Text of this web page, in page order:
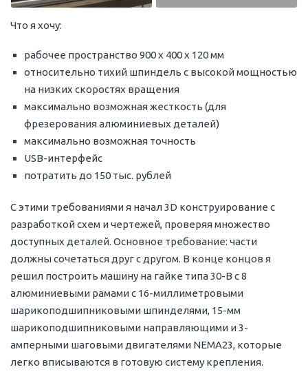
Что я хочу:
рабочее пространство 900 х 400 х 120 мм
относительно тихий шпиндель с высокой мощностью
на низких скоростях вращения
максимально возможная жесткость (для
фрезерования алюминиевых деталей)
максимально возможная точность
USB-интерфейс
потратить до 150 тыс. рублей
С этими требованиями я начал 3D конструирование с
разработкой схем и чертежей, проверяя множество
доступных деталей. Основное требование: части
должны сочетаться друг с другом. В конце концов я
решил построить машину на гайке типа 30-B с 8
алюминиевыми рамами с 16-миллиметровыми
шарикоподшипниковыми шпинделями, 15-мм
шарикоподшипниковыми направляющими и 3-
амперными шаговыми двигателями NEMA23, которые
легко вписываются в готовую систему крепления.